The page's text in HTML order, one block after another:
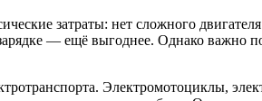
затраты: нет сложного
— ещё выгоднее. Однако важно
Электромотоциклы,